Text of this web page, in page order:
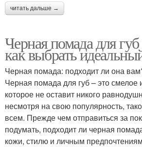
читать дальше →
Черная помада для
как выбрать
Черная помада: подходит ли она
Черная помада для губ – это смелое
которое не оставит никого
несмотря на свою популярность,
всем. Прежде чем отправиться за
подумать, подходит ли черная
кожи, стилю и личным